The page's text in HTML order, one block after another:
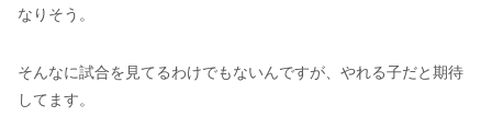
なりそう。
そんなに試合を見てるわけでもないんですが、やれる子だと期待
してます。